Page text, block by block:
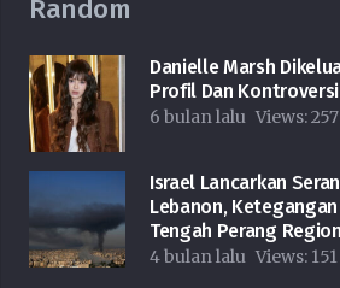
Random
Danielle Marsh
Profil Dan Kontroversi
6 bulan lalu Views:257
Israel Lancarkan
Lebanon,
Tengah Perang
4 bulan lalu Views: 151